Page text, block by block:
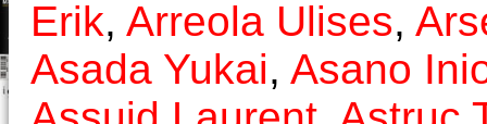
Erik, Arreola Ulises,
Asada Yukai, Asano